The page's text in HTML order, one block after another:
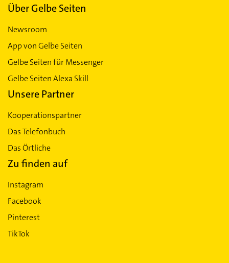
Über Gelbe Seiten
Newsroom
App von Gelbe Seiten
Gelbe Seiten für Messenger
Gelbe Seiten Alexa Skill
Unsere Partner
Kooperationspartner
Das Telefonbuch
Das Örtliche
Zu finden auf
Instagram
Facebook
Pinterest
TikTok